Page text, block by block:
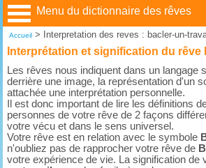
Menu du dictionnaire des rêves
Accueil> Interpretation des reves : bacler-un-
Interprétation et signification du rêve
Les rêves nous indiquent dans un langage
derrière une image, la représentation d'un
attachée une interprétation personnelle.
Il est donc important de lire les définitions
personnes de votre rêve de 2 façons
votre vécu et dans le sens universel.
Votre rêve est en relation avec le symbole
n'oubliez pas de rapprocher votre rêve de
votre expérience de vie. La signification de